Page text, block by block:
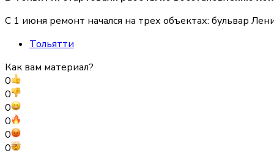
С 1 июня ремонт начался на трех объектах: бульвар
Тольятти
Как вам материал?
0
0
0
0
0
0